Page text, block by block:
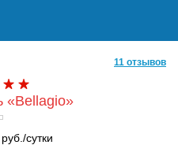
11 отзывов
«Bellagio»
сутки